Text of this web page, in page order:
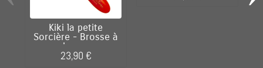
Kiki la petite
Sorcière - Brosse à
cheveux
23,90 €